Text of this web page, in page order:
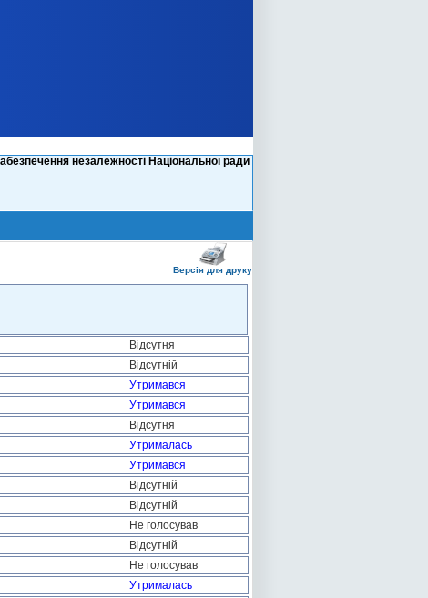
незалежності Національної ради
Версія для друку
Відсутня
Відсутній
Утримався
Утримався
Відсутня
Утрималась
Утримався
Відсутній
Відсутній
Не голосував
Відсутній
Не голосував
Утрималась